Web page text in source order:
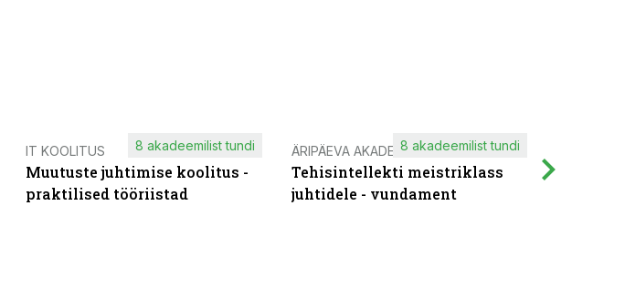
IT KOOLITUS
Muutuste juhtimise koolitus -
praktilised tööriistad
8 akadeemilist tundi ÄRIPÄEVA AKADEEMIA
Tehisintellekti meistriklass
juhtidele - vundament
8 akadeemilist tundi